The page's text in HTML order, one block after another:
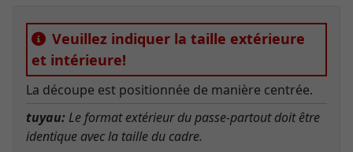
Veuillez indiquer la taille extérieure
et intérieure!
La découpe est positionnée de manière centrée.
tuyau: Le format extérieur du passe-partout doit être
identique avec la taille du cadre.